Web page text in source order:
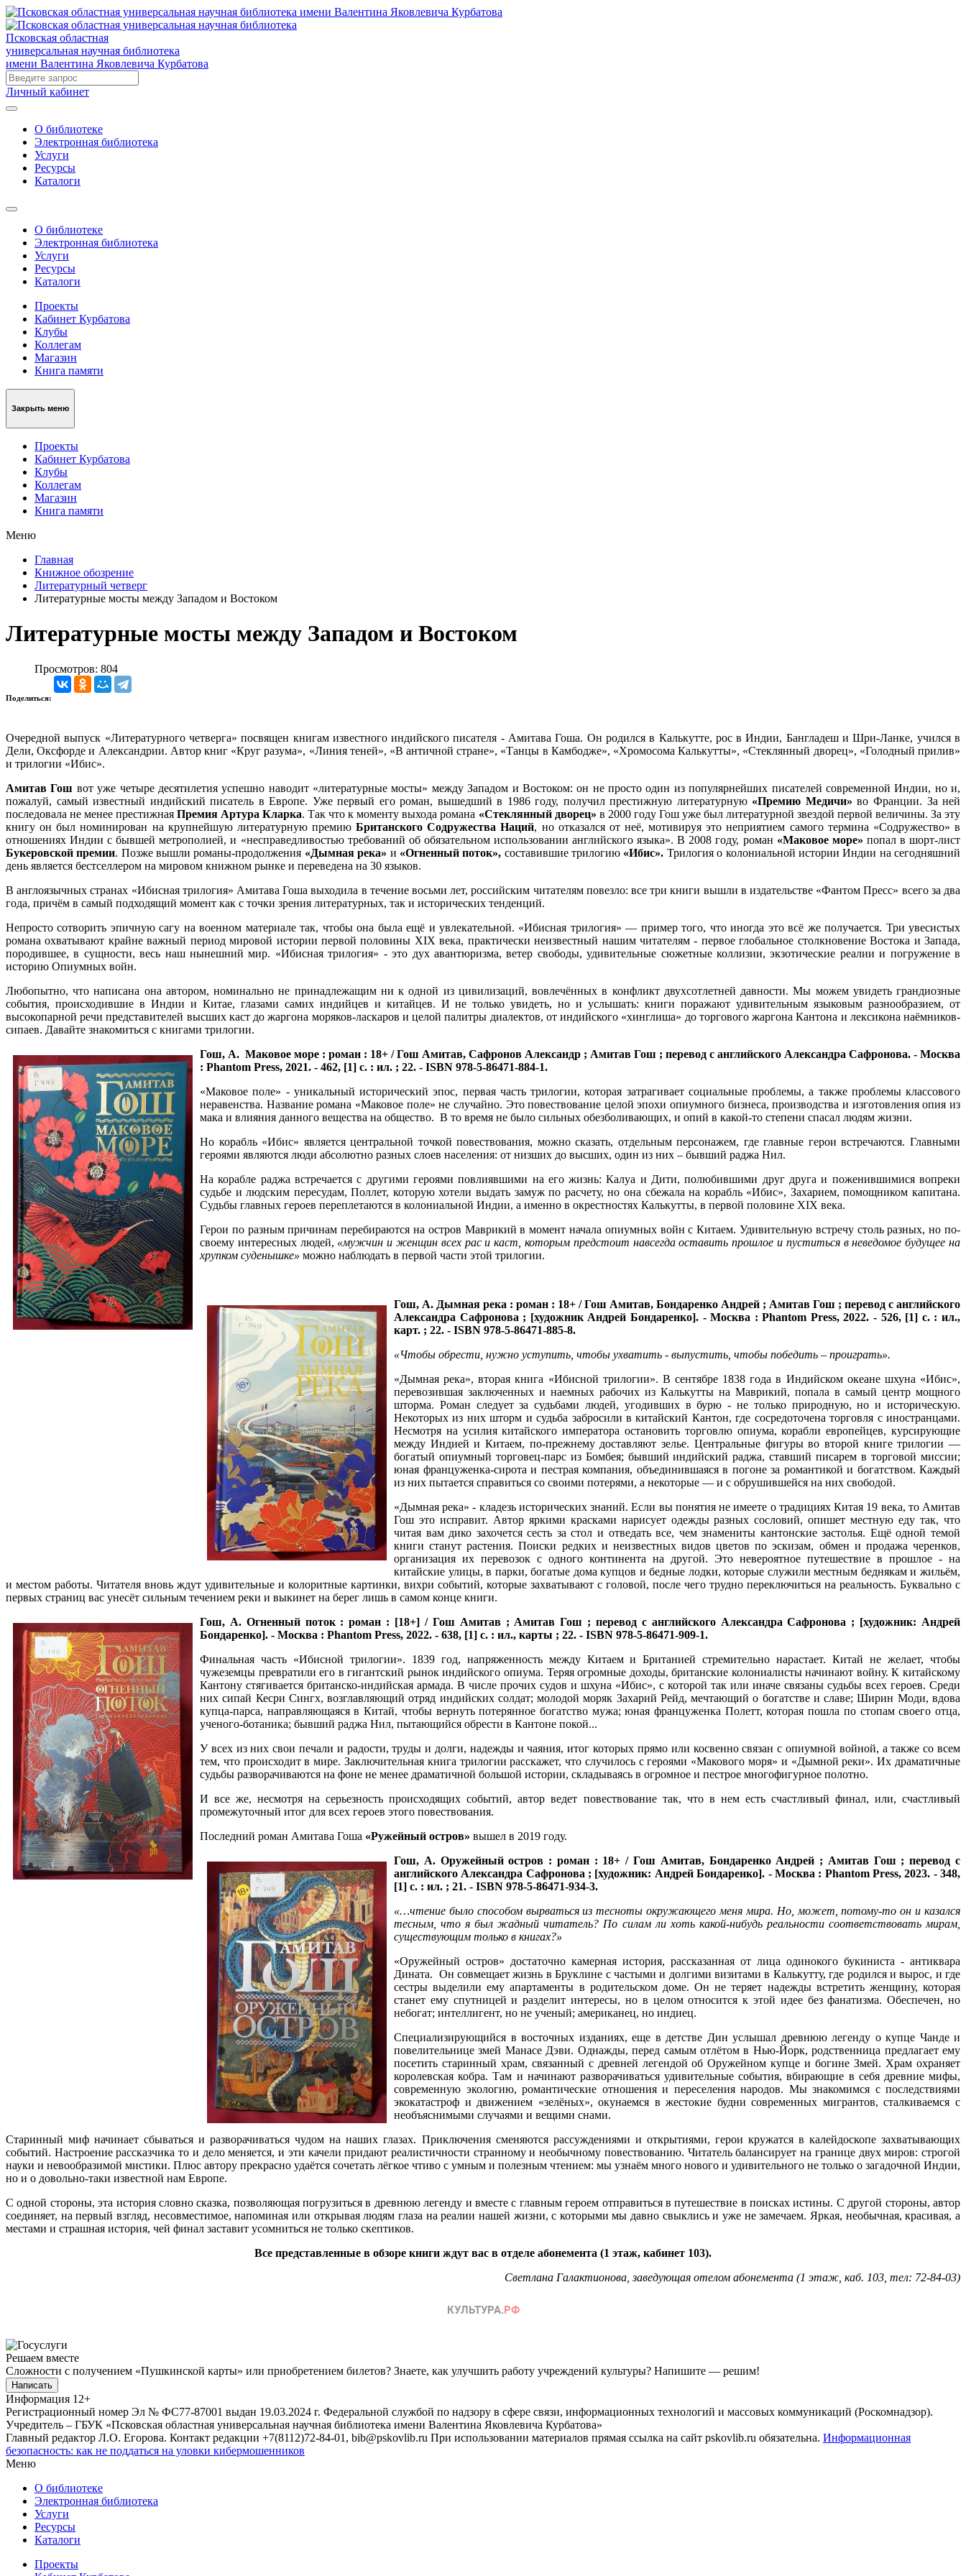
Псковская областная
универсальная научная библиотека
имени Валентина Яковлевича Курбатова
Личный кабинет
О библиотеке
Электронная библиотека
Услуги
Ресурсы
Каталоги
О библиотеке
Электронная библиотека
Услуги
Ресурсы
Каталоги
Проекты
Кабинет Курбатова
Клубы
Коллегам
Магазин
Книга памяти
Закрыть меню
Проекты
Кабинет Курбатова
Клубы
Коллегам
Магазин
Книга памяти
Меню
Главная
Книжное обозрение
Литературный четверг
Литературные мосты между Западом и Востоком
Литературные мосты между Западом и Востоком
Просмотров: 804
Поделиться:
Очередной выпуск «Литературного четверга» посвящен книгам известного индийского писателя - Амитава Гоша. Он родился в Калькутте, рос в Индии, Бангладеш и Шри-Ланке, учился в
Дели, Оксфорде и Александрии. Автор книг «Круг разума», «Линия теней», «В античной стране», «Танцы в Камбодже», «Хромосома Калькутты», «Стеклянный дворец», «Голодный прилив»
и трилогии «Ибис».
Амитав Гош вот уже четыре десятилетия успешно наводит «литературные мосты» между Западом и Востоком: он не просто один из популярнейших писателей современной Индии, но и,
пожалуй, самый известный индийский писатель в Европе. Уже первый его роман, вышедший в 1986 году, получил престижную литературную «Премию Медичи» во Франции. За ней
последовала не менее престижнаяПремия Артура Кларка. Так что к моменту выхода романа «Стеклянный дворец» в 2000 году Гош уже был литературной звездой первой величины. За эту
книгу он был номинирован на крупнейшую литературную премию Британского Содружества Наций, но отказался от неё, мотивируя это неприятием самого термина «Содружество» в
отношениях Индии с бывшей метрополией, и «несправедливостью требований об обязательном использовании английского языка». В 2008 году, роман «Маковое море» попал в шорт-лист
Букеровской премии. Позже вышли романы-продолжения «Дымная река» и «Огненный поток», составившие трилогию «Ибис». Трилогия о колониальной истории Индии на сегодняшний
день является бестселлером на мировом книжном рынке и переведена на 30 языков.
В англоязычных странах «Ибисная трилогия» Амитава Гоша выходила в течение восьми лет, российским читателям повезло: все три книги вышли в издательстве «Фантом Пресс» всего за два
года, причём в самый подходящий момент как с точки зрения литературных, так и исторических тенденций.
Непросто сотворить эпичную сагу на военном материале так, чтобы она была ещё и увлекательной. «Ибисная трилогия» — пример того, что иногда это всё же получается. Три увесистых
романа охватывают крайне важный период мировой истории первой половины XIX века, практически неизвестный нашим читателям - первое глобальное столкновение Востока и Запада,
породившее, в сущности, весь наш нынешний мир. «Ибисная трилогия» - это дух авантюризма, ветер свободы, удивительные сюжетные коллизии, экзотические реалии и погружение в
историю Опиумных войн.
Любопытно, что написана она автором, номинально не принадлежащим ни к одной из цивилизаций, вовлечённых в конфликт двухсотлетней давности. Мы можем увидеть грандиозные
события, происходившие в Индии и Китае, глазами самих индийцев и китайцев. И не только увидеть, но и услышать: книги поражают удивительным языковым разнообразием, от
высокопарной речи представителей высших каст до жаргона моряков-ласкаров и целой палитры диалектов, от индийского «хинглиша» до торгового жаргона Кантона и лексикона наёмников-
сипаев. Давайте знакомиться с книгами трилогии.
Гош, А. Маковое море : роман : 18+ / Гош Амитав, Сафронов Александр ; Амитав Гош ; перевод с английского Александра Сафронова. - Москва
: Phantom Press, 2021. - 462, [1] с. : ил. ; 22. - ISBN 978-5-86471-884-1.
«Маковое поле» - уникальный исторический эпос, первая часть трилогии, которая затрагивает социальные проблемы, а также проблемы классового
неравенства. Название романа «Маковое поле» не случайно. Это повествование целой эпохи опиумного бизнеса, производства и изготовления опия из
мака и влияния данного вещества на общество. В то время не было сильных обезболивающих, и опий в какой-то степени спасал людям жизни.
Но корабль «Ибис» является центральной точкой повествования, можно сказать, отдельным персонажем, где главные герои встречаются. Главными
героями являются люди абсолютно разных слоев населения: от низших до высших, один из них – бывший раджа Нил.
На корабле раджа встречается с другими героями повлиявшими на его жизнь: Калуа и Дити, полюбившими друг друга и поженившимися вопреки
судьбе и людским пересудам, Поллет, которую хотели выдать замуж по расчету, но она сбежала на корабль «Ибис», Захарием, помощником капитана.
Судьбы главных героев переплетаются в колониальной Индии, а именно в окрестностях Калькутты, в первой половине XIX века.
Герои по разным причинам перебираются на остров Маврикий в момент начала опиумных войн с Китаем. Удивительную встречу столь разных, но по-
своему интересных людей, «мужчин и женщин всех рас и каcт, которым предстоит навсегда оставить прошлое и пуститься в неведомое будущее на
хрупком суденышке» можно наблюдать в первой части этой трилогии.
Гош, А. Дымная река : роман : 18+ / Гош Амитав, Бондаренко Андрей ; Амитав Гош ; перевод с английского
Александра Сафронова ; [художник Андрей Бондаренко]. - Москва : Phantom Press, 2022. - 526, [1] с. : ил.,
карт. ; 22. - ISBN 978-5-86471-885-8.
«Чтобы обрести, нужно уступить, чтобы ухватить - выпустить, чтобы победить – проиграть».
«Дымная река», вторая книга «Ибисной трилогии». В сентябре 1838 года в Индийском океане шхуна «Ибис»,
перевозившая заключенных и наемных рабочих из Калькутты на Маврикий, попала в самый центр мощного
шторма. Роман следует за судьбами людей, угодивших в бурю - не только природную, но и историческую.
Некоторых из них шторм и судьба забросили в китайский Кантон, где сосредоточена торговля с иностранцами.
Несмотря на усилия китайского императора остановить торговлю опиума, корабли европейцев, курсирующие
между Индией и Китаем, по-прежнему доставляют зелье. Центральные фигуры во второй книге трилогии —
богатый опиумный торговец-парс из Бомбея; бывший индийский раджа, ставший писарем в торговой миссии;
юная француженка-сирота и пестрая компания, объединившаяся в погоне за романтикой и богатством. Каждый
из них пытается справиться со своими потерями, а некоторые — и с обрушившейся на них свободой.
«Дымная река» - кладезь исторических знаний. Если вы понятия не имеете о традициях Китая 19 века, то Амитав
Гош это исправит. Автор яркими красками нарисует одежды разных сословий, опишет местную еду так, что
читая вам дико захочется сесть за стол и отведать все, чем знамениты кантонские застолья. Ещё одной темой
книги станут растения. Поиски редких и неизвестных видов цветов по эскизам, обмен и продажа черенков,
организация их перевозок с одного континента на другой. Это невероятное путешествие в прошлое - на
китайские улицы, в парки, богатые дома купцов и бедные лодки, которые служили местным беднякам и жильём,
и местом работы. Читателя вновь ждут удивительные и колоритные картинки, вихри событий, которые захватывают с головой, после чего трудно переключиться на реальность. Буквально с
первых страниц вас унесёт сильным течением реки и выкинет на берег лишь в самом конце книги.
Гош, А.Огненный поток : роман : [18+] / Гош Амитав ; Амитав Гош ; перевод с английского Александра Сафронова ; [художник: Андрей
Бондаренко]. - Москва : Phantom Press, 2022. - 638, [1] с. : ил., карты ; 22. - ISBN 978-5-86471-909-1.
Финальная часть «Ибисной трилогии». 1839 год, напряженность между Китаем и Британией стремительно нарастает. Китай не желает, чтобы
чужеземцы превратили его в гигантский рынок индийского опиума. Теряя огромные доходы, британские колониалисты начинают войну. К китайскому
Кантону стягивается британско-индийская армада. В числе прочих судов и шхуна «Ибис», с которой так или иначе связаны судьбы всех героев. Среди
них сипай Кесри Сингх, возглавляющий отряд индийских солдат; молодой моряк Захарий Рейд, мечтающий о богатстве и славе; Ширин Моди, вдова
купца-парса, направляющаяся в Китай, чтобы вернуть потерянное богатство мужа; юная француженка Полетт, которая пошла по стопам своего отца,
ученого-ботаника; бывший раджа Нил, пытающийся обрести в Кантоне покой...
У всех из них свои печали и радости, труды и долги, надежды и чаяния, итог которых прямо или косвенно связан с опиумной войной, а также со всем
тем, что происходит в мире. Заключительная книга трилогии расскажет, что случилось с героями «Макового моря» и «Дымной реки». Их драматичные
судьбы разворачиваются на фоне не менее драматичной большой истории, складываясь в огромное и пестрое многофигурное полотно.
И все же, несмотря на серьезность происходящих событий, автор ведет повествование так, что в нем есть счастливый финал, или, счастливый
промежуточный итог для всех героев этого повествования.
Последний роман Амитава Гоша «Ружейный остров» вышел в 2019 году.
Гош, А.Оружейный остров : роман : 18+ / Гош Амитав, Бондаренко Андрей ; Амитав Гош ; перевод с
английского Александра Сафронова ; [художник: Андрей Бондаренко]. - Москва : Phantom Press, 2023. - 348,
[1] с. : ил. ; 21. - ISBN 978-5-86471-934-3.
«…чтение было способом вырваться из тесноты окружающего меня мира. Но, может, потому-то он и казался
тесным, что я был жадный читатель? По силам ли хоть какой-нибудь реальности соответствовать мирам,
существующим только в книгах?»
«Оружейный остров» достаточно камерная история, рассказанная от лица одинокого букиниста - антиквара
Дината. Он совмещает жизнь в Бруклине с частыми и долгими визитами в Калькутту, где родился и вырос, и где
сестры выделили ему апартаменты в родительском доме. Он не теряет надежды встретить женщину, которая
станет ему спутницей и разделит интересы, но в целом относится к этой идее без фанатизма. Обеспечен, но
небогат; интеллигент, но не ученый; американец, но индиец.
Специализирующийся в восточных изданиях, еще в детстве Дин услышал древнюю легенду о купце Чанде и
повелительнице змей Манасе Дэви. Однажды, перед самым отлётом в Нью-Йорк, родственница предлагает ему
посетить старинный храм, связанный с древней легендой об Оружейном купце и богине Змей. Храм охраняет
королевская кобра. Там и начинают разворачиваться удивительные события, вбирающие в себя древние мифы,
современную экологию, романтические отношения и переселения народов. Мы знакомимся с последствиями
экокатастроф и движением «зелёных», окунаемся в жестокие будни современных мигрантов, сталкиваемся с
необъяснимыми случаями и вещими снами.
Старинный миф начинает сбываться и разворачиваться чудом на наших глазах. Приключения сменяются рассуждениями и открытиями, герои кружатся в калейдоскопе захватывающих
событий. Настроение рассказчика то и дело меняется, и эти качели придают реалистичности странному и необычному повествованию. Читатель балансирует на границе двух миров: строгой
науки и невообразимой мистики. Плюс автору прекрасно удаётся сочетать лёгкое чтиво с умным и полезным чтением: мы узнаём много нового и удивительного не только о загадочной Индии,
но и о довольно-таки известной нам Европе.
С одной стороны, эта история словно сказка, позволяющая погрузиться в древнюю легенду и вместе с главным героем отправиться в путешествие в поисках истины. С другой стороны, автор
соединяет, на первый взгляд, несовместимое, напоминая или открывая людям глаза на реалии нашей жизни, с которыми мы давно свыклись и уже не замечаем. Яркая, необычная, красивая, а
местами и страшная история, чей финал заставит усомниться не только скептиков.
Все представленные в обзоре книги ждут вас в отделе абонемента (1 этаж, кабинет 103).
Светлана Галактионова, заведующая отелом абонемента (1 этаж, каб. 103, тел: 72-84-03)
Решаем вместе
Сложности с получением «Пушкинской карты» или приобретением билетов? Знаете, как улучшить работу учреждений культуры? Напишите — решим!
Написать
Информация 12+
Регистрационный номер Эл № ФС77-87001 выдан 19.03.2024 г. Федеральной службой по надзору в сфере связи, информационных технологий и массовых коммуникаций (Роскомнадзор).
Учредитель – ГБУК «Псковская областная универсальная научная библиотека имени Валентина Яковлевича Курбатова»
Главный редактор Л.О. Егорова. Контакт редакции +7(8112)72-84-01, bib@pskovlib.ru При использовании материалов прямая ссылка на сайт pskovlib.ru обязательна. Информационная
безопасность: как не поддаться на уловки кибермошенников
Меню
О библиотеке
Электронная библиотека
Услуги
Ресурсы
Каталоги
Проекты